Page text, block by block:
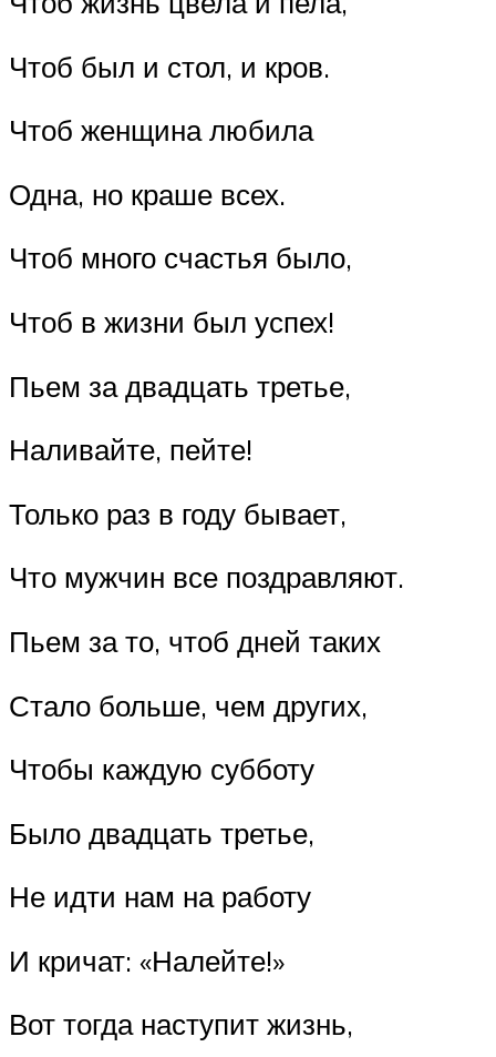
Чтоб был и стол, и кров.
Чтоб женщина любила
Одна, но краше всех.
Чтоб много счастья было,
Чтоб в жизни был успех!
Пьем за двадцать третье,
Наливайте, пейте!
Только раз в году бывает,
Что мужчин все поздравляют.
Пьем за то, чтоб дней таких
Стало больше, чем других,
Чтобы каждую субботу
Было двадцать третье,
Не идти нам на работу
И кричат: «Налейте!»
Вот тогда наступит жизнь,